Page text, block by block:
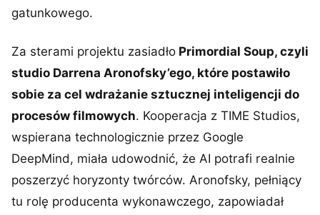
gatunkowego.
Za sterami projektu zasiadło Primordial Soup, czyli
studio Darrena Aronofsky’ego, które postawiło
sobie za cel wdrażanie sztucznej inteligencji do
procesów filmowych. Kooperacja z TIME Studios,
wspierana technologicznie przez Google
DeepMind, miała udowodnić, że AI potrafi realnie
poszerzyć horyzonty twórców. Aronofsky, pełniący
tu rolę producenta wykonawczego, zapowiadał